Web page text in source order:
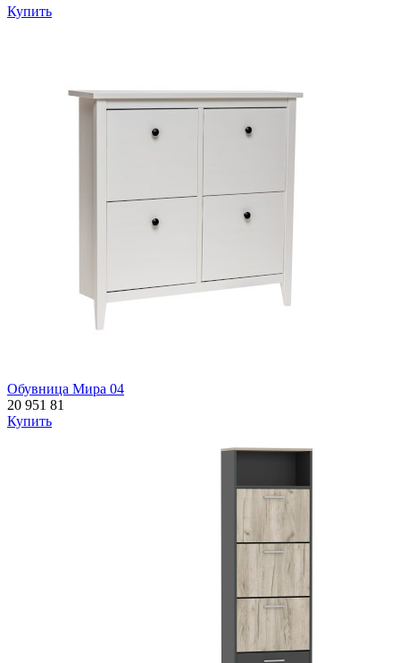
Купить
Обувница Мира 04
20 951 81
Купить